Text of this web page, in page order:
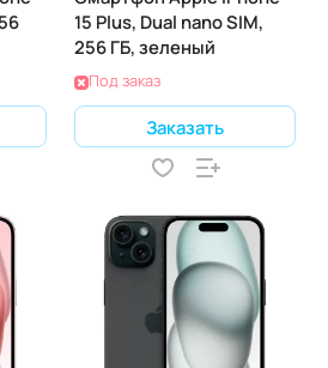
15 Plus, Dual nano SIM,
256 ГБ, зеленый
Под заказ
Заказать